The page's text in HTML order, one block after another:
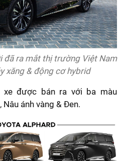
đã ra mắt thị trường Việt Nam
xăng & động cơ hybrid
được bán ra với ba màu
ánh vàng & Đen.